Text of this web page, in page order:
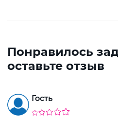
Понравилось
оставьте отзыв
Гость